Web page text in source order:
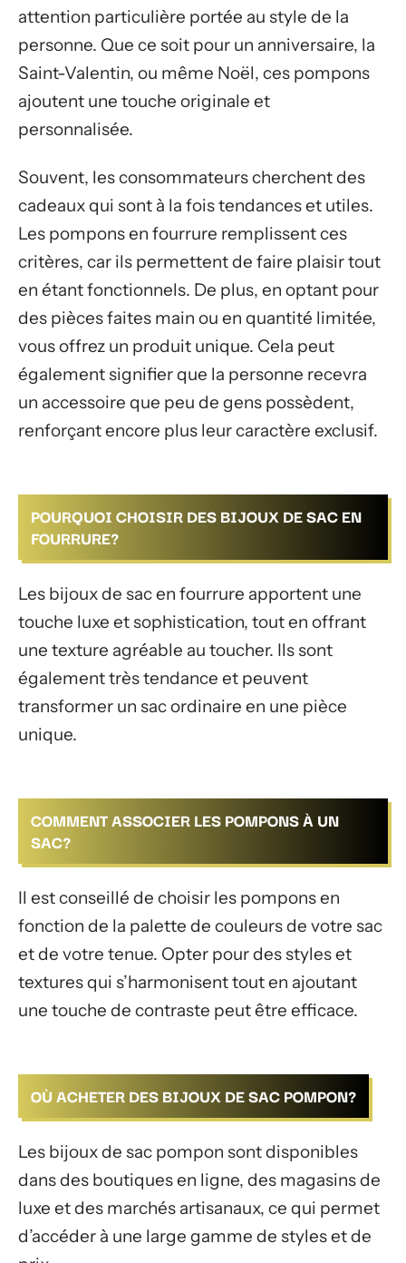
attention particulière portée au style de la
personne. Que ce soit pour un anniversaire, la
Saint-Valentin, ou même Noël, ces pompons
ajoutent une touche originale et
personnalisée.
Souvent, les consommateurs cherchent des
cadeaux qui sont à la fois tendances et utiles.
Les pompons en fourrure remplissent ces
critères, car ils permettent de faire plaisir tout
en étant fonctionnels. De plus, en optant pour
des pièces faites main ou en quantité limitée,
vous offrez un produit unique. Cela peut
également signifier que la personne recevra
un accessoire que peu de gens possèdent,
renforçant encore plus leur caractère exclusif.
POURQUOI CHOISIR DES BIJOUX DE SAC EN
FOURRURE?
Les bijoux de sac en fourrure apportent une
touche luxe et sophistication, tout en offrant
une texture agréable au toucher. Ils sont
également très tendance et peuvent
transformer un sac ordinaire en une pièce
unique.
COMMENT ASSOCIER LES POMPONS À UN
SAC?
Il est conseillé de choisir les pompons en
fonction de la palette de couleurs de votre sac
et de votre tenue. Opter pour des styles et
textures qui s’harmonisent tout en ajoutant
une touche de contraste peut être efficace.
OÙ ACHETER DES BIJOUX DE SAC POMPON?
Les bijoux de sac pompon sont disponibles
dans des boutiques en ligne, des magasins de
luxe et des marchés artisanaux, ce qui permet
d’accéder à une large gamme de styles et de